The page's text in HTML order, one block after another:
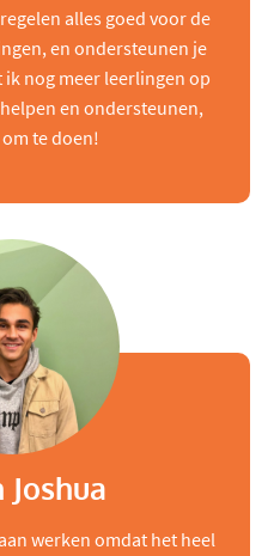
alles goed voor de
en ondersteunen je
nog meer leerlingen op
en ondersteunen,
te doen!
Joshua
werken omdat het heel